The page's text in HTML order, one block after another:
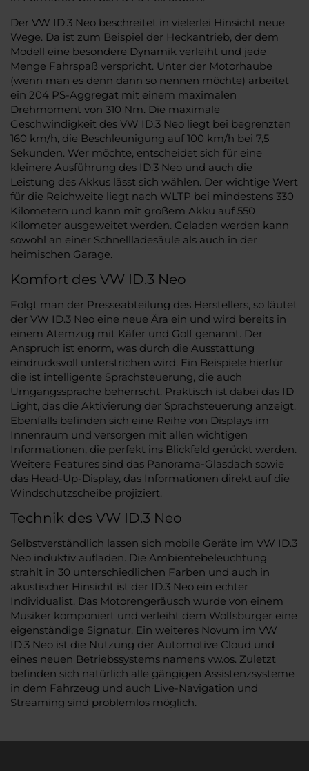
Der VW ID.3 Neo beschreitet in vielerlei Hinsicht neue
Wege. Da ist zum Beispiel der Heckantrieb, der dem
Modell eine besondere Dynamik verleiht und jede
Menge Fahrspaß verspricht. Unter der Motorhaube
(wenn man es denn dann so nennen möchte) arbeitet
ein 204 PS-Aggregat mit einem maximalen
Drehmoment von 310 Nm. Die maximale
Geschwindigkeit des VW ID.3 Neo liegt bei begrenzten
160 km/h, die Beschleunigung auf 100 km/h bei 7,5
Sekunden. Wer möchte, entscheidet sich für eine
kleinere Ausführung des ID.3 Neo und auch die
Leistung des Akkus lässt sich wählen. Der wichtige Wert
für die Reichweite liegt nach WLTP bei mindestens 330
Kilometern und kann mit großem Akku auf 550
Kilometer ausgeweitet werden. Geladen werden kann
sowohl an einer Schnellladesäule als auch in der
heimischen Garage.
Komfort des VW ID.3 Neo
Folgt man der Presseabteilung des Herstellers, so läutet
der VW ID.3 Neo eine neue Ära ein und wird bereits in
einem Atemzug mit Käfer und Golf genannt. Der
Anspruch ist enorm, was durch die Ausstattung
eindrucksvoll unterstrichen wird. Ein Beispiele hierfür
die ist intelligente Sprachsteuerung, die auch
Umgangssprache beherrscht. Praktisch ist dabei das ID
Light, das die Aktivierung der Sprachsteuerung anzeigt.
Ebenfalls befinden sich eine Reihe von Displays im
Innenraum und versorgen mit allen wichtigen
Informationen, die perfekt ins Blickfeld gerückt werden.
Weitere Features sind das Panorama-Glasdach sowie
das Head-Up-Display, das Informationen direkt auf die
Windschutzscheibe projiziert.
Technik des VW ID.3 Neo
Selbstverständlich lassen sich mobile Geräte im VW ID.3
Neo induktiv aufladen. Die Ambientebeleuchtung
strahlt in 30 unterschiedlichen Farben und auch in
akustischer Hinsicht ist der ID.3 Neo ein echter
Individualist. Das Motorengeräusch wurde von einem
Musiker komponiert und verleiht dem Wolfsburger eine
eigenständige Signatur. Ein weiteres Novum im VW
ID.3 Neo ist die Nutzung der Automotive Cloud und
eines neuen Betriebssystems namens vw.os. Zuletzt
befinden sich natürlich alle gängigen Assistenzsysteme
in dem Fahrzeug und auch Live-Navigation und
Streaming sind problemlos möglich.